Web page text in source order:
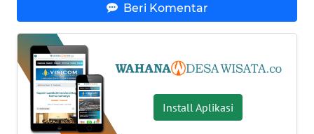
Beri Komentar
Install Aplikasi
DISCLAIMER
Wahana
News
Regional
WN